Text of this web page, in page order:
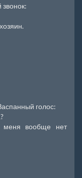
голос:
вообще нет